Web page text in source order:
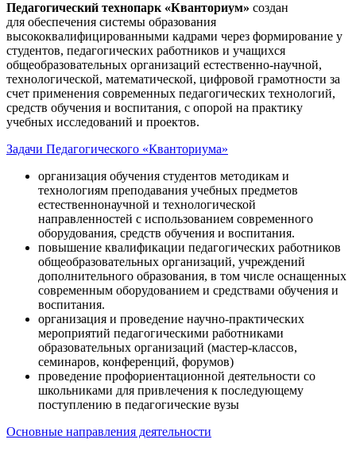
Педагогический технопарк «Кванториум» создан
для обеспечения системы образования
высококвалифицированными кадрами через формирование у
студентов, педагогических работников и учащихся
общеобразовательных организаций естественно-научной,
технологической, математической, цифровой грамотности за
счет применения современных педагогических технологий,
средств обучения и воспитания, с опорой на практику
учебных исследований и проектов.
Задачи Педагогического «Кванториума»
организация обучения студентов методикам и
технологиям преподавания учебных предметов
естественнонаучной и технологической
направленностей с использованием современного
оборудования, средств обучения и воспитания.
повышение квалификации педагогических работников
общеобразовательных организаций, учреждений
дополнительного образования, в том числе оснащенных
современным оборудованием и средствами обучения и
воспитания.
организация и проведение научно-практических
мероприятий педагогическими работниками
образовательных организаций (мастер-классов,
семинаров, конференций, форумов)
проведение профориентационной деятельности со
школьниками для привлечения к последующему
поступлению в педагогические вузы
Основные направления деятельности